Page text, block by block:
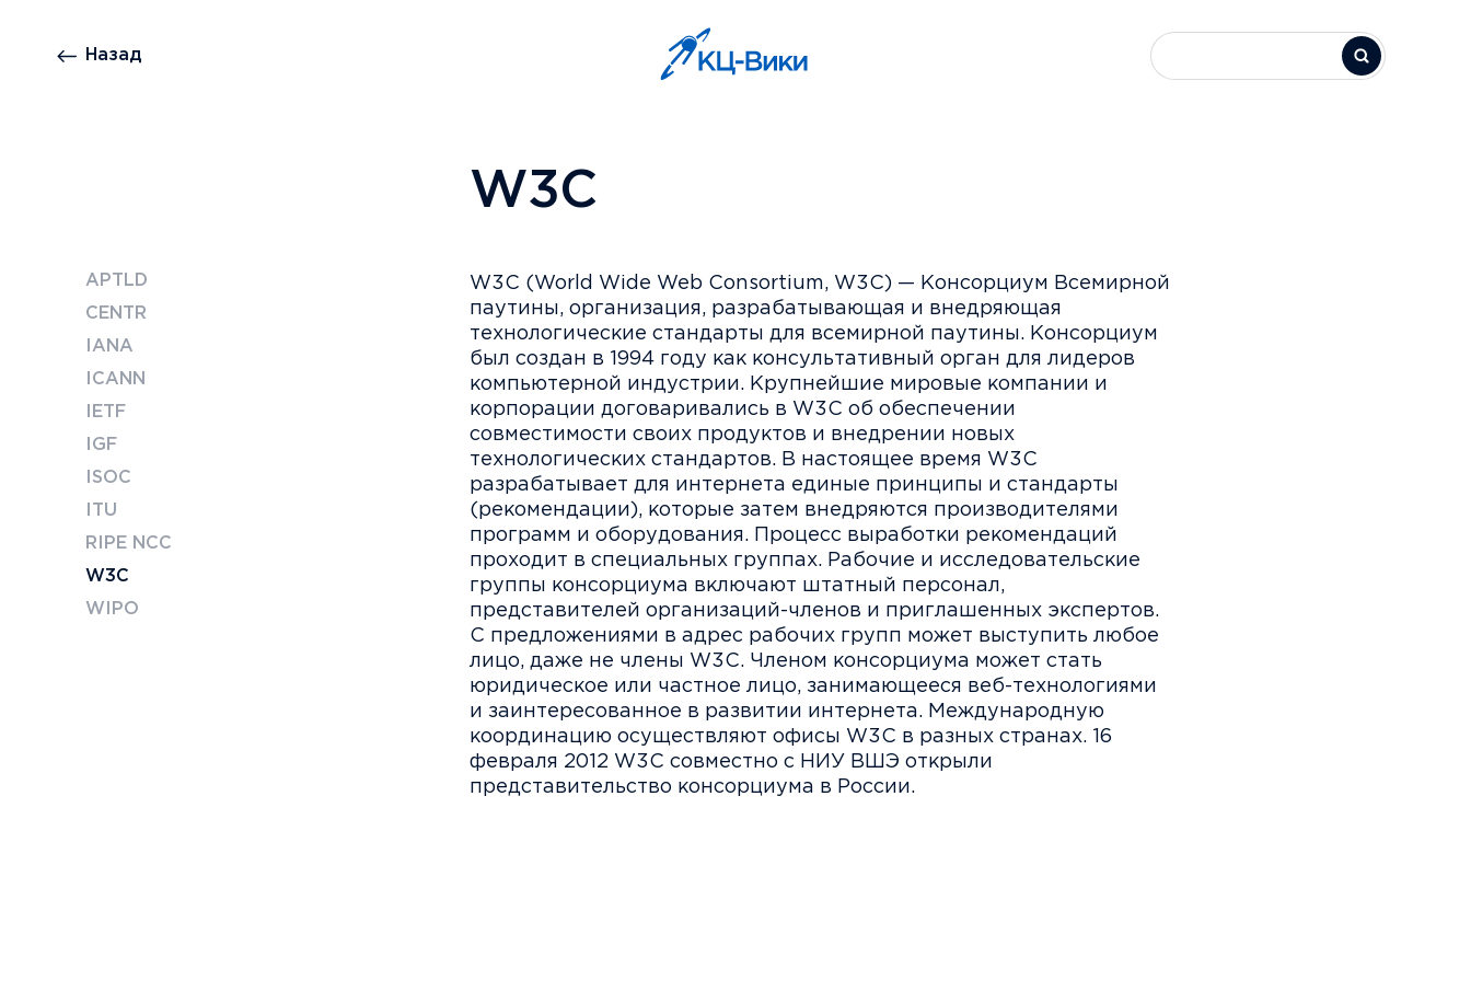
Назад
W3C
APTLD
CENTR
IANA
ICANN
IETF
IGF
ISOC
ITU
RIPE NCC
W3C
WIPO
W3C (World Wide Web Consortium, W3C) — Консорциум Всемирной
паутины, организация, разрабатывающая и внедряющая
технологические стандарты для всемирной паутины. Консорциум
был создан в 1994 году как консультативный орган для лидеров
компьютерной индустрии. Крупнейшие мировые компании и
корпорации договаривались в W3C об обеспечении
совместимости своих продуктов и внедрении новых
технологических стандартов. В настоящее время W3C
разрабатывает для интернета единые принципы и стандарты
(рекомендации), которые затем внедряются производителями
программ и оборудования. Процесс выработки рекомендаций
проходит в специальных группах. Рабочие и исследовательские
группы консорциума включают штатный персонал,
представителей организаций-членов и приглашенных экспертов.
С предложениями в адрес рабочих групп может выступить любое
лицо, даже не члены W3C. Членом консорциума может стать
юридическое или частное лицо, занимающееся веб-технологиями
и заинтересованное в развитии интернета. Международную
координацию осуществляют офисы W3C в разных странах. 16
февраля 2012 W3C совместно с НИУ ВШЭ открыли
представительство консорциума в России.